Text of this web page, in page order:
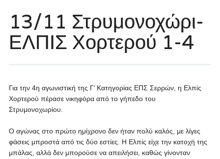
13/11 Στρυμονοχώρι-
ΕΛΠΙΣ Χορτερού 1-4
Για την 4η αγωνιστική της Γ’ Κατηγορίας ΕΠΣ Σερρών, η Ελπίς
Χορτερού πέρασε νικηφόρα από το γήπεδο του
Στρυμονοχωρίου.
Ο αγώνας στο πρώτο ημίχρονο δεν ήταν πολύ καλός, με λίγες
φάσεις μπροστά από τις δύο εστίες. Η Ελπίς είχε την κατοχή της
μπάλας, αλλά δεν μπορούσε να απειλήσει, καθώς γίνονταν